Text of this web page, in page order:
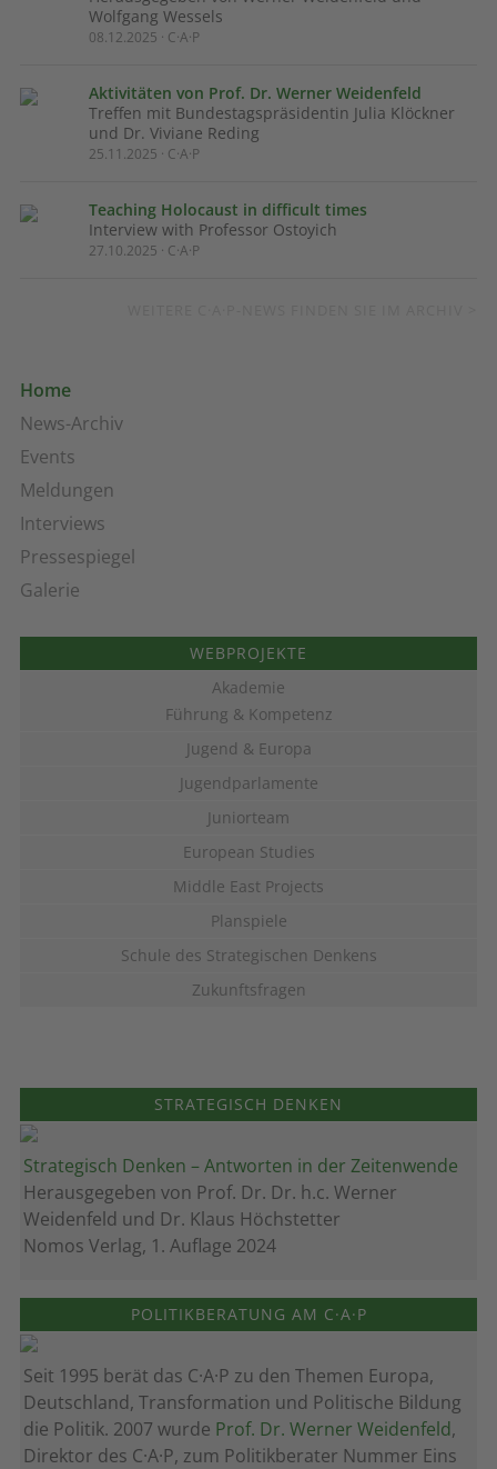
Home
News-Archiv
Events
Meldungen
Interviews
Pressespiegel
Galerie
WEBPROJEKTE
Akademie
Führung & Kompetenz
Jugend & Europa
Jugendparlamente
Juniorteam
European Studies
Middle East Projects
Planspiele
Schule des Strategischen Denkens
Zukunftsfragen
Wolfgang Wessels
08.12.2025 · C·A·P
Aktivitäten von Prof. Dr. Werner Weidenfeld
Treffen mit Bundestagspräsidentin Julia Klöckner
und Dr. Viviane Reding
25.11.2025 · C·A·P
Teaching Holocaust in difficult times
Interview with Professor Ostoyich
27.10.2025 · C·A·P
STRATEGISCH DENKEN
Strategisch Denken – Antworten in der Zeitenwende
Herausgegeben von Prof. Dr. Dr. h.c. Werner
Weidenfeld und Dr. Klaus Höchstetter
Nomos Verlag, 1. Auflage 2024
POLITIKBERATUNG AM C·A·P
Seit 1995 berät das C·A·P zu den Themen Europa,
Deutschland, Transformation und Politische Bildung
die Politik. 2007 wurde Prof. Dr. Werner Weidenfeld,
Direktor des C·A·P, zum Politik­berater Nummer Eins